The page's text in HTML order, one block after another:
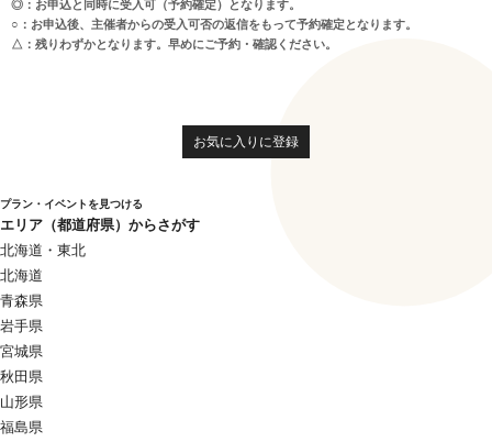
◎：お申込と同時に受入可（予約確定）となります。
○：お申込後、主催者からの受入可否の返信をもって予約確定となります。
△：残りわずかとなります。早めにご予約・確認ください。
お気に入りに登録
プラン・イベントを見つける
エリア（都道府県）からさがす
北海道・東北
北海道
青森県
岩手県
宮城県
秋田県
山形県
福島県